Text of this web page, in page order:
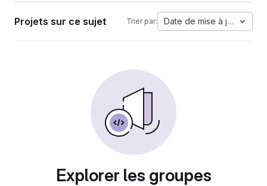
Projets sur ce sujet Trier par: Date de mise à jour
Explorer les groupes